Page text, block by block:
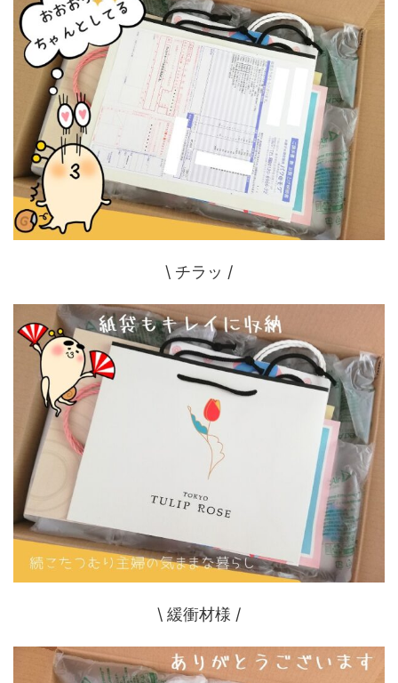
\ チラッ /
\ 緩衝材様 /